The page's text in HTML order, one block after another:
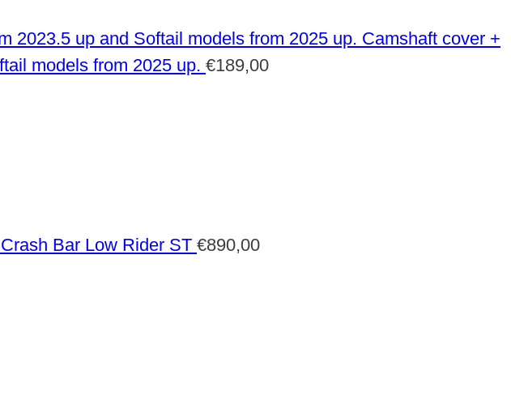
Camshaft cover +
models from 2025 up. €189,00
Bar Low Rider ST €890,00